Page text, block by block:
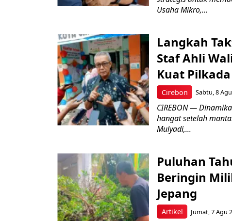
Usaha Mikro,...
Cirebon
Langkah
Staf Ahli
Kuat
Sabtu, 8
CIREBON —
hangat setelah
Mulyadi,...
Artikel
Puluhan
Beringin
Jepang
Jumat, 7 Agu